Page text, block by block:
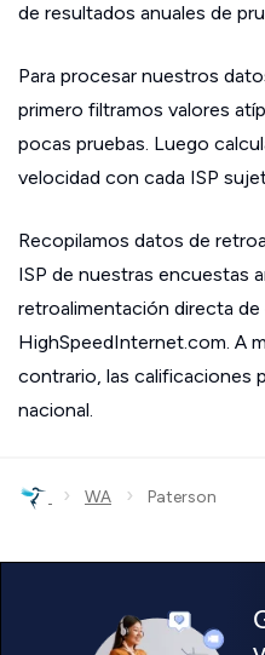
de resultados anuales de
Para procesar nuestros
primero filtramos valores
pocas pruebas. Luego
velocidad con cada ISP
Recopilamos datos de
ISP de nuestras encuestas
retroalimentación directa de
HighSpeedInternet.com. A
contrario, las calificaciones
nacional.
› WA › Paterson